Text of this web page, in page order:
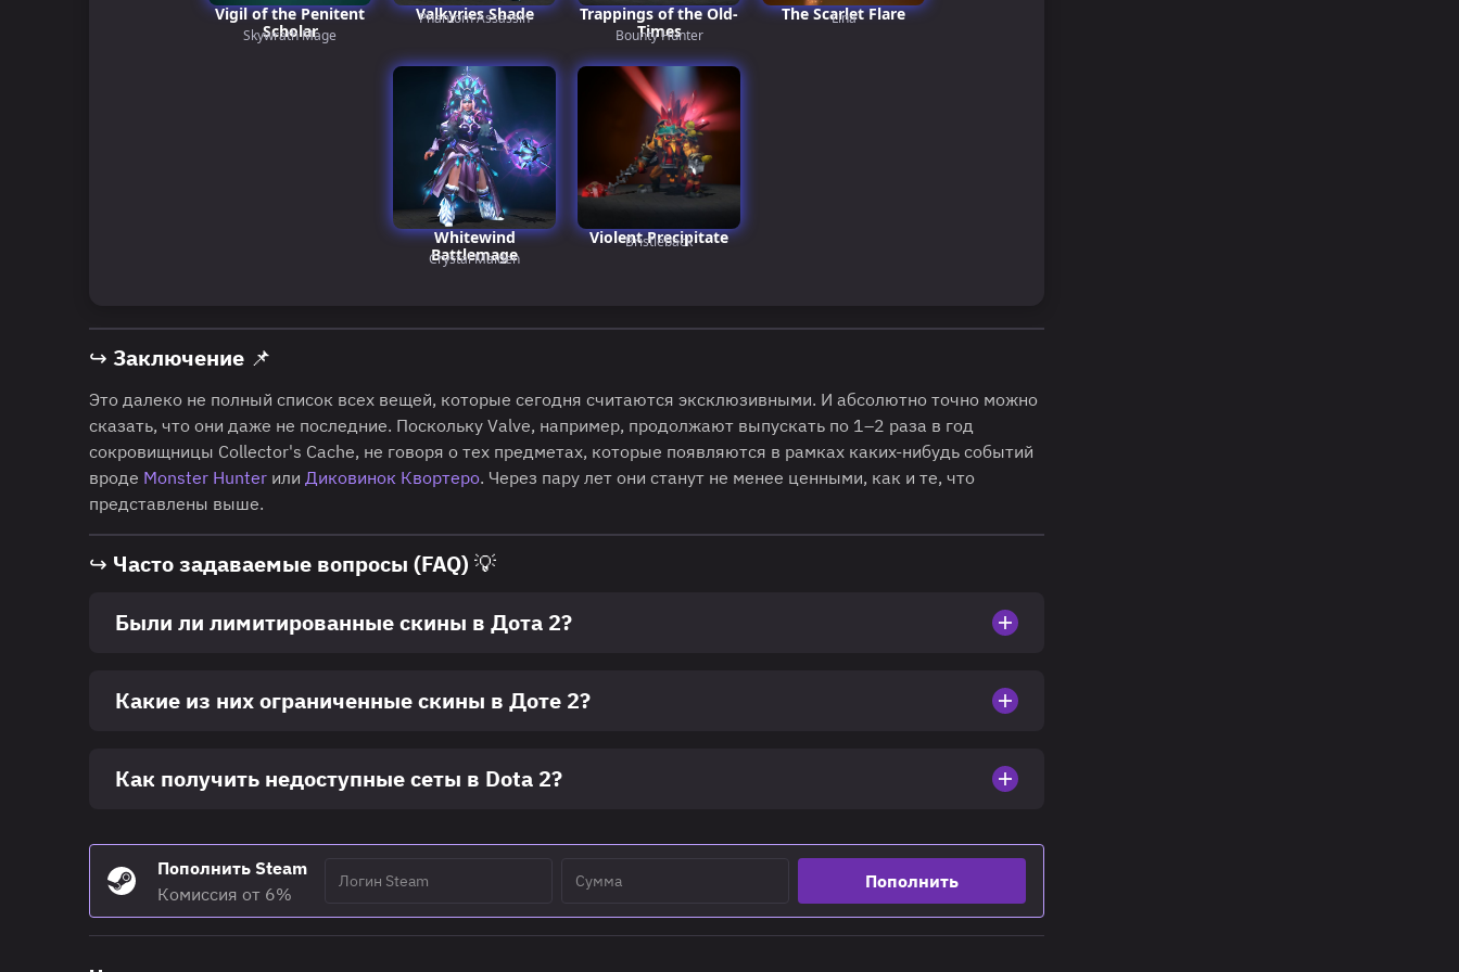
Vigil of the Penitent
Scholar
Skywrath Mage
Valkyries Shade
Phantom Assassin
Trappings of the Old-
Times
Bounty Hunter
The Scarlet Flare
Lina
Whitewind
Battlemage
Crystal Maiden
Violent Precipitate
Bristleback
↪ Заключение 📌
Это далеко не полный список всех вещей, которые сегодня считаются эксклюзивными. И абсолютно точно можно
сказать, что они даже не последние. Поскольку Valve, например, продолжают выпускать по 1–2 раза в год
сокровищницы Collector's Cache, не говоря о тех предметах, которые появляются в рамках каких-нибудь событий
вроде Monster Hunter или Диковинок Квортеро. Через пару лет они станут не менее ценными, как и те, что
представлены выше.
↪ Часто задаваемые вопросы (FAQ) 💡
Были ли лимитированные скины в Дота 2?
Какие из них ограниченные скины в Доте 2?
Как получить недоступные сеты в Dota 2?
Пополнить Steam
Комиссия от 6%
Пополнить